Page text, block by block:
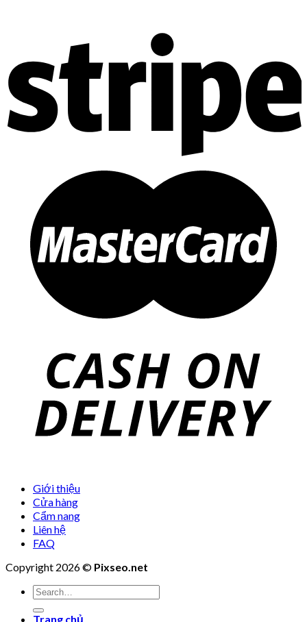
Giới thiệu
Cửa hàng
Cẩm nang
Liên hệ
FAQ
Copyright 2026 © Pixseo.net
Search
for:
Trang chủ